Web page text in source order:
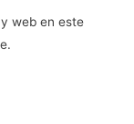
web en este